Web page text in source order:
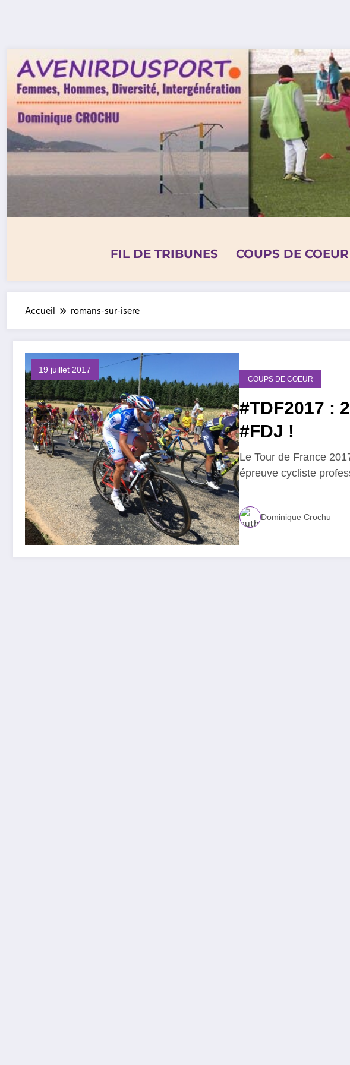
FIL DE TRIBUNES COUPS DE COEUR
Accueil romans-sur-isere
19 juillet 2017
COUPS DE COEUR
#TDF2017 :
#FDJ !
Le Tour de France
épreuve cycliste
Dominique Crochu